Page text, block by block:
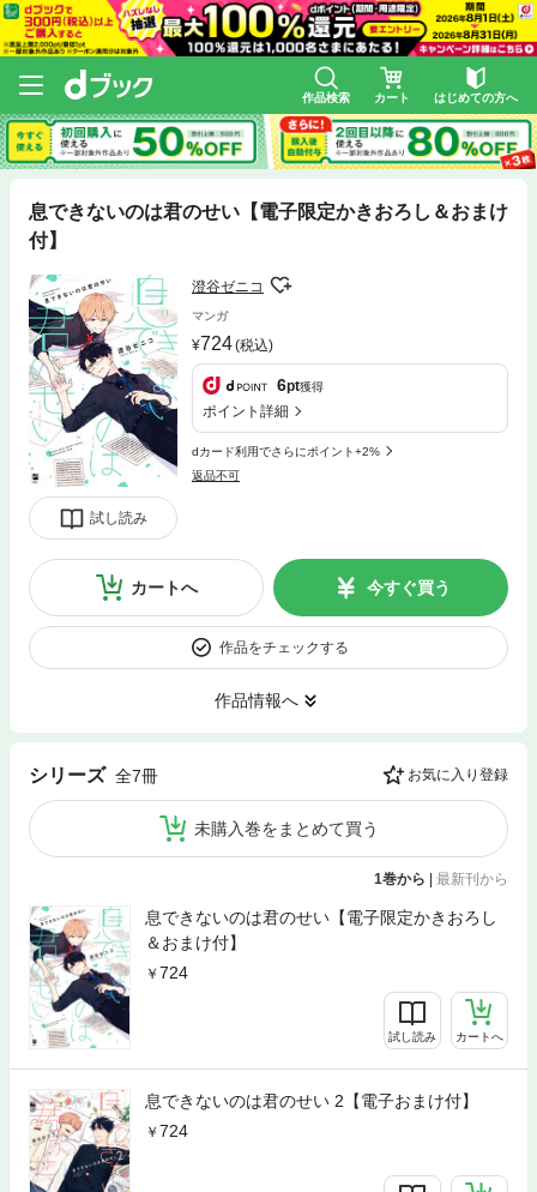
作品検索 カート はじめての方へ
息できないのは君のせい【電子限定かきおろし＆おまけ
付】
試し読み
澄谷ゼニコ
マンガ
724(税込)
6pt獲得
ポイント詳細
dカード利用でさらにポイント+2%
返品不可
カートへ 今すぐ買う
作品をチェックする
作品情報へ
シリーズ 全7冊 お気に入り登録
未購入巻をまとめて買う
1巻から | 最新刊から
息できないのは君のせい【電子限定かきおろし
＆おまけ付】
724
試し読み カートへ
息できないのは君のせい 2【電子おまけ付】
724